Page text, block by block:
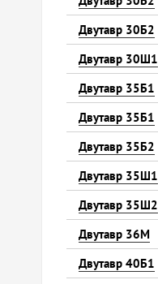
Двутавр 30Б2
Двутавр 30Ш1
Двутавр 35Б1
Двутавр 35Б1
Двутавр 35Б2
Двутавр 35Ш1
Двутавр 35Ш2
Двутавр 36М
Двутавр 40Б1